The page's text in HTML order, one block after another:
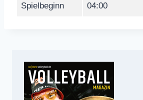
Spielbeginn 04:00